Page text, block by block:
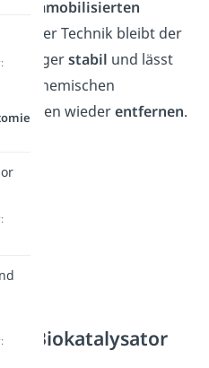
immobilisierten
dieser Technik bleibt der
längerstabil und lässt
chemischen
wiederentfernen.
als Biokatalysator